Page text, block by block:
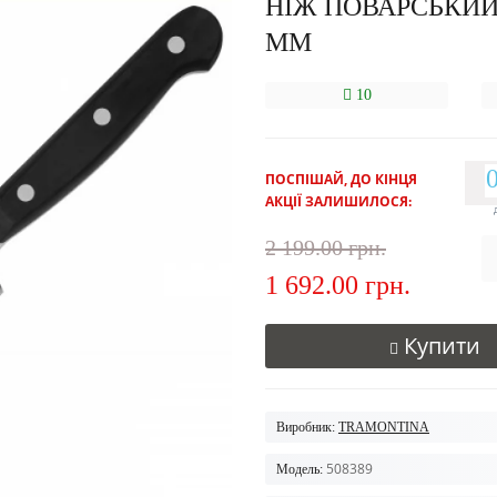
НІЖ ПОВАРСЬКИЙ
ММ
10
ПОСПІШАЙ, ДО КІНЦЯ
АКЦІЇ ЗАЛИШИЛОСЯ:
9
9
0
0
2 199.00 грн.
1 692.00 грн.
Купити
Виробник: TRAMONTINA
Модель: 508389